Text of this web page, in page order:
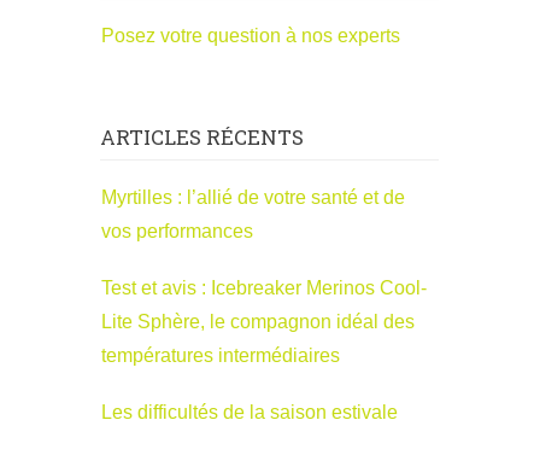
Posez votre question à nos experts
ARTICLES RÉCENTS
Myrtilles : l’allié de votre santé et de
vos performances
Test et avis : Icebreaker Merinos Cool-
Lite Sphère, le compagnon idéal des
températures intermédiaires
Les difficultés de la saison estivale